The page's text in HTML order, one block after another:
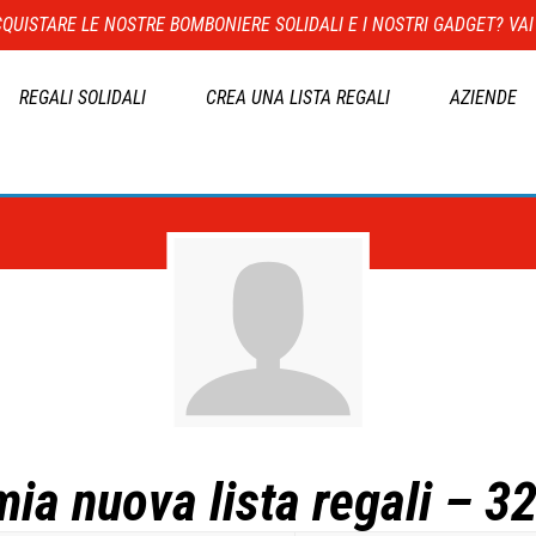
LE NOSTRE BOMBONIERE SOLIDALI E I NOSTRI GADGET?
REGALI SOLIDALI CREA UNA LISTA REGALI AZIENDE
nuova lista regali –